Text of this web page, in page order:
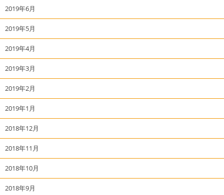
2019年6月
2019年5月
2019年4月
2019年3月
2019年2月
2019年1月
2018年12月
2018年11月
2018年10月
2018年9月